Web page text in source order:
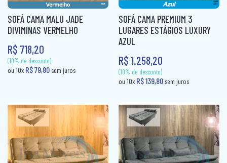
ROUPEIRO PORTA CORRER
ROUPEIRO SOLTEIRO
ROUPEIRO SOLTEIRO PORTA COMUM
ROUPEIRO SOLTEIRO PORTA CORRER
(10% de desconto)
ou 10xR$ 79,80sem juros
(10% de desconto)
ou 10xR$ 79,80sem
SOFÁ CAMA MALU JADE
DIVIMINAS VERMELHO
R$ 718,20
SOFÁ CAMA PREMIUM 3
LUGARES ESTÁGIOS LUXURY
AZUL
R$ 1.258,20